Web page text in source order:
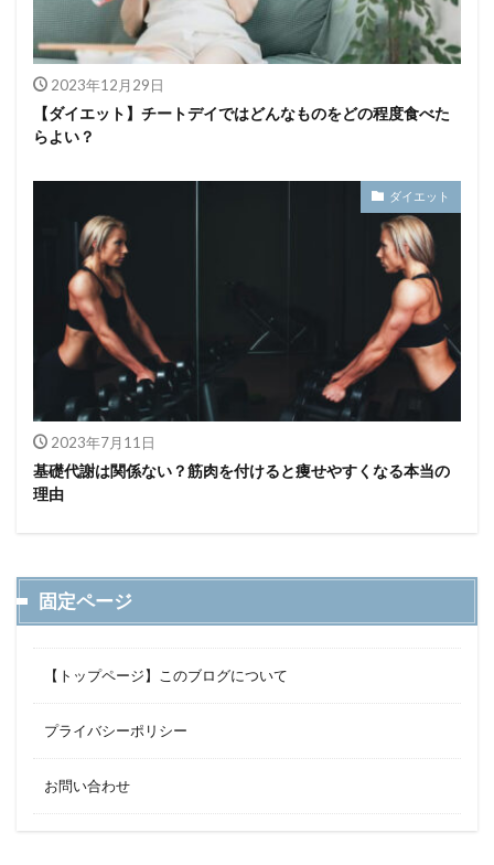
2023年12月29日
【ダイエット】チートデイではどんなものをどの程度食べた
らよい？
ダイエット
2023年7月11日
基礎代謝は関係ない？筋肉を付けると痩せやすくなる本当の
理由
固定ページ
【トップページ】このブログについて
プライバシーポリシー
お問い合わせ